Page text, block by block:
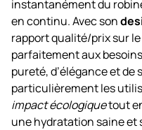
instantanément du
en continu. Avec son
rapport qualité/prix sur
parfaitement aux
pureté, d’élégance et de
particulièrement les
impact écologiquetout
une hydratation saine et